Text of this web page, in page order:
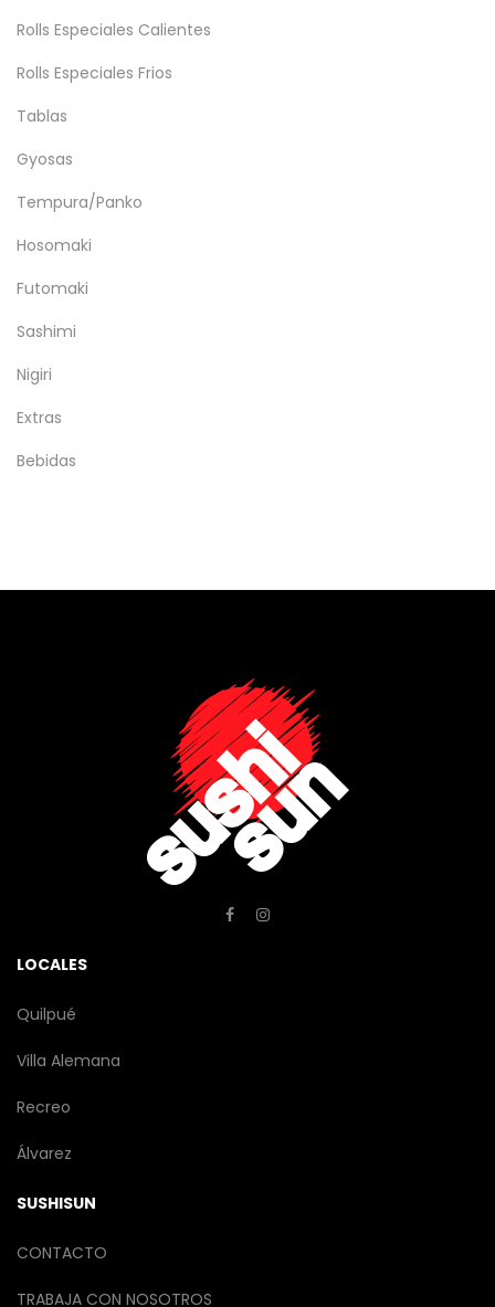
Rolls Especiales Calientes
Rolls Especiales Frios
Tablas
Gyosas
Tempura/Panko
Hosomaki
Futomaki
Sashimi
Nigiri
Extras
Bebidas
LOCALES
Quilpué
Villa Alemana
Recreo
Álvarez
SUSHISUN
CONTACTO
TRABAJA CON NOSOTROS